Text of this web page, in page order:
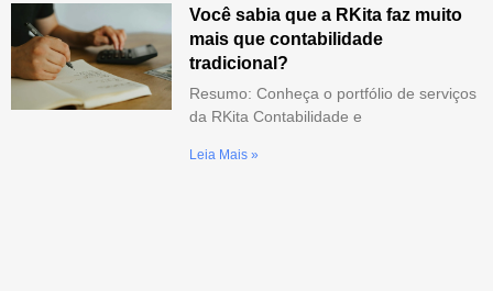
Você sabia que a RKita faz muito
mais que contabilidade
tradicional?
Resumo: Conheça o portfólio de serviços
da RKita Contabilidade e
Leia Mais »